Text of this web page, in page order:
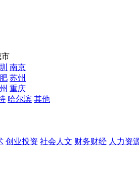
市
南京
苏州
重庆
哈尔滨 其他
创业投资 社会人文 财务财经 人力资